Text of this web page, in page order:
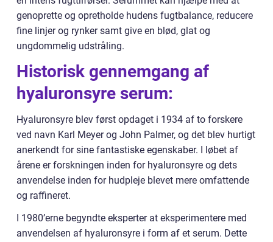
genoprette og opretholde hudens fugtbalance, reducere
fine linjer og rynker samt give en blød, glat og
ungdommelig udstråling.
Historisk gennemgang af
hyaluronsyre serum:
Hyaluronsyre blev først opdaget i 1934 af to forskere
ved navn Karl Meyer og John Palmer, og det blev hurtigt
anerkendt for sine fantastiske egenskaber. I løbet af
årene er forskningen inden for hyaluronsyre og dets
anvendelse inden for hudpleje blevet mere omfattende
og raffineret.
I 1980’erne begyndte eksperter at eksperimentere med
anvendelsen af hyaluronsyre i form af et serum. Dette